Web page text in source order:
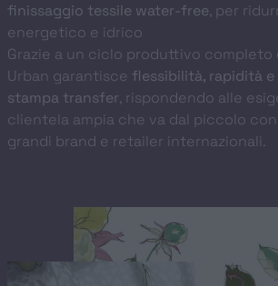
finissaggio tessile water-free, per
energetico e idrico
Grazie a un ciclo produttivo completo
Urban garantisce flessibilità, rapidità
stampa transfer, rispondendo alle
clientela ampia che va dal piccolo
grandi brand e retailer internazionali.